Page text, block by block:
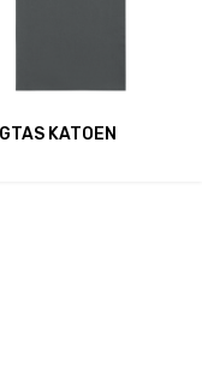
KATOEN